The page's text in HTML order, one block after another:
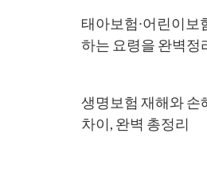
태아보험∙어린이보
하는 요령을 완벽정
생명보험 재해와 손
차이, 완벽 총정리